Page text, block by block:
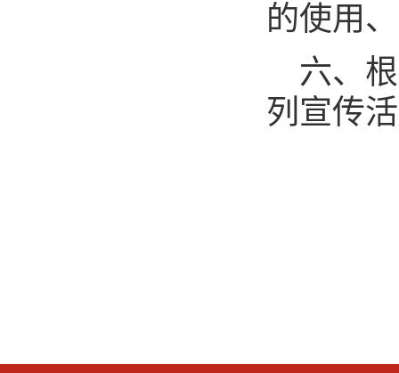
的使用
六、
列宣传